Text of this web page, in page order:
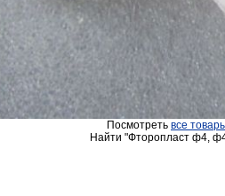
Посмотреть все
Найти "Фторопласт ф4,